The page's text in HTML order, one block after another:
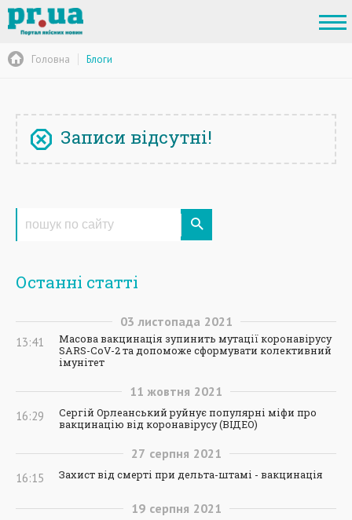
Головна Блоги
Записи відсутні!
Останні статті
03 листопада 2021
13:41
Масова вакцинація зупинить мутації коронавірусу
SARS-CoV-2 та допоможе сформувати колективний
імунітет
11 жовтня 2021
16:29
Сергій Орлеанський руйнує популярні міфи про
вакцинацію від коронавірусу (ВІДЕО)
27 серпня 2021
16:15 Захист від смерті при дельта-штамі - вакцинація
19 серпня 2021